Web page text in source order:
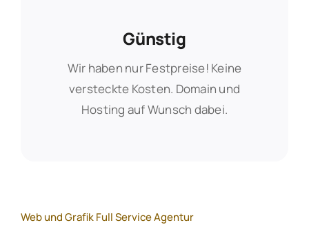
Günstig
Wir haben nur Festpreise! Keine
versteckte Kosten. Domain und
Hosting auf Wunsch dabei.
Günstig
Wir haben nur Festpreise! Keine
versteckte Kosten. Domain und
Hosting auf Wunsch dabei.
Web und Grafik Full Service Agentur